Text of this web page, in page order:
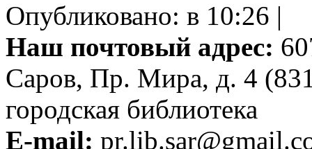
Опубликовано: в 10:26 |
Наш почтовый адрес:
Саров, Пр. Мира, д. 4
городская библиотека
E-mail: